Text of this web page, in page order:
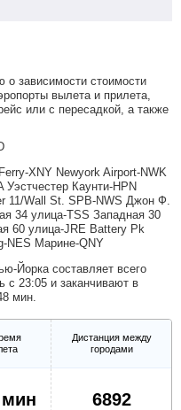
зависимости стоимости
вылета и прилета,
или с пересадкой, а также
XNY Newyork Airport-NWK
Уэстчестер Каунти-HPN
11/Wall St. SPB-NWS Джон Ф.
34 улица-TSS Западная 30
60 улица-JRE Battery Pk
NES Марине-QNY
Йорка составляет всего
с 23:05 и заканчивают в
мин.
Дистанция между
городами
мин 6892